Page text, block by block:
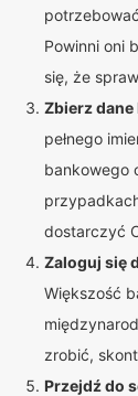
Powinni oni
się, że
Zbierz
pełnego
bankowego
dostarczyć
Zaloguj się
Większość
zrobić,
Przejdź do